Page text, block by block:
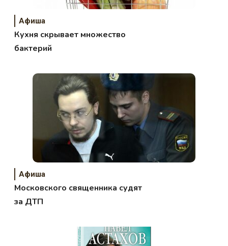
Афиша
Кухня скрывает множество
бактерий
Афиша
Московского священника судят
за ДТП